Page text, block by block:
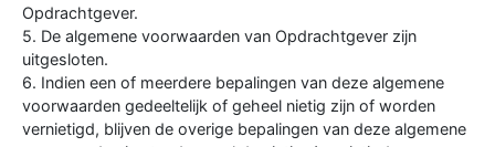
Opdrachtgever.
5. De algemene voorwaarden van Opdrachtgever zijn
uitgesloten.
6. Indien een of meerdere bepalingen van deze algemene
voorwaarden gedeeltelijk of geheel nietig zijn of worden
vernietigd, blijven de overige bepalingen van deze algemene